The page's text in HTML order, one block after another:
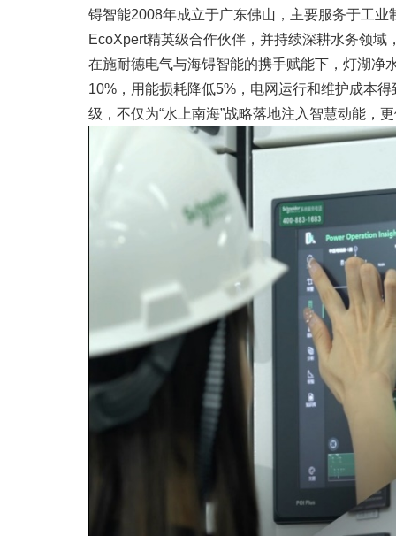
锝智能2008年成立于广东佛山，主要服务于工
EcoXpert精英级合作伙伴，并持续深耕水务领
在施耐德电气与海锝智能的携手赋能下，灯湖净
10%，用能损耗降低5%，电网运行和维护成本
级，不仅为“水上南海”战略落地注入智慧动能，